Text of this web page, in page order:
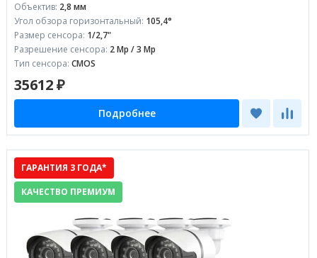
Объектив: 2,8 мм
Угол обзора горизонтальный: 105,4°
Размер сенсора: 1/2,7"
Разрешение сенсора: 2 Mp / 3 Mp
Тип сенсора: CMOS
35612 ₽
Подробнее
ГАРАНТИЯ 3 ГОДА*
КАЧЕСТВО ПРЕМИУМ